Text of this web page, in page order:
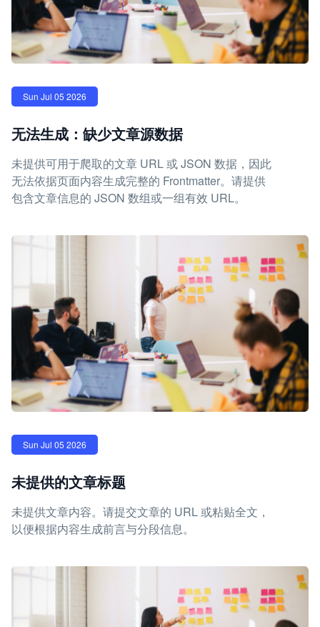
Sun Jul 05 2026
无法生成：缺少文章源数据
未提供可用于爬取的文章 URL 或 JSON 数据，因此
无法依据页面内容生成完整的 Frontmatter。请提供
包含文章信息的 JSON 数组或一组有效 URL。
Sun Jul 05 2026
未提供的文章标题
未提供文章内容。请提交文章的 URL 或粘贴全文，
以便根据内容生成前言与分段信息。